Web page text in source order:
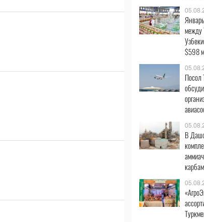
между
$598
Посол
В